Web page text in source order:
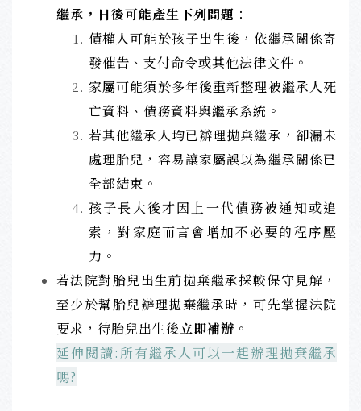
繼承，日後可能產生下列問題 ：
債權人可能於孩子出生後，依繼承關係寄
發催告、支付命令或其他法律文件。
家屬可能須於多年後重新整理被繼承人死
亡資料、債務資料與繼承系統。
若其他繼承人均已辦理拋棄繼承，卻漏未
處理胎兒，容易讓家屬誤以為繼承關係已
全部結束。
孩子長大後才因上一代債務被通知或追
索，對家庭而言會增加不必要的程序壓
力。
若法院對胎兒出生前拋棄繼承採較保守見解，
至少於幫胎兒辦理拋棄繼承時，可先掌握法院
要求，待胎兒出生後立即補辦 。
延伸閱讀:所有繼承人可以一起辦理拋棄繼承
嗎?